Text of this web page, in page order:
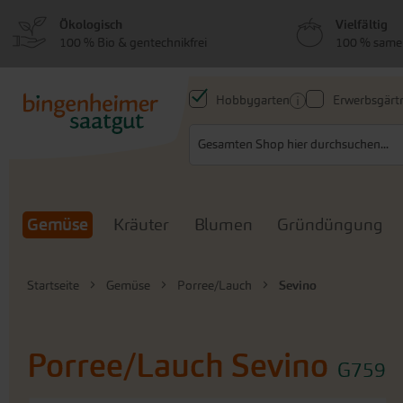
Hauptinhalt
Hobbygarten
Gemüse Kräuter Blumen Gründüngung
Startseite Gemüse Porree/Lauch Sevino
Porree/Lauch Sevino G759
Ökologisch
100 % Bio & gentechnikfrei
Vielfältig
100 %